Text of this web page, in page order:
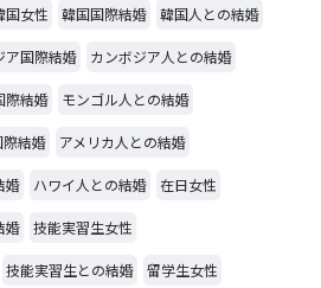
国女性 韓国国際結婚 韓国人との結婚
ア国際結婚 カンボジア人との結婚
際結婚 モンゴル人との結婚
際結婚 アメリカ人との結婚
婚 ハワイ人との結婚 在日女性
婚 技能実習生女性
技能実習生との結婚 留学生女性